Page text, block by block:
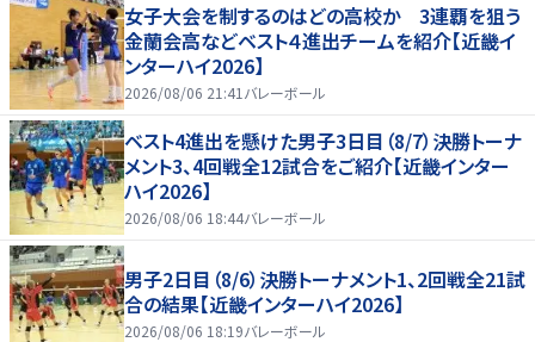
女子大会を制するのはどの高校か 3連覇を狙う
金蘭会高などベスト４進出チームを紹介【近畿イ
ンターハイ2026】
2026/08/06 21:41 バレーボール
ベスト4進出を懸けた男子3日目（8/7）決勝トーナ
メント3、4回戦全12試合をご紹介【近畿インター
ハイ2026】
2026/08/06 18:44バレーボール
男子2日目（8/6）決勝トーナメント1、2回戦全21試
合の結果【近畿インターハイ2026】
2026/08/06 18:19バレーボール